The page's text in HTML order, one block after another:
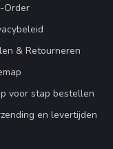
Order
& Retourneren
voor stap bestellen
en levertijden